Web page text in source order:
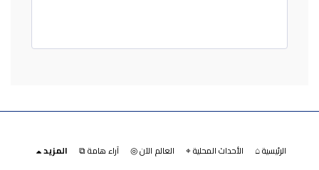
الرئيسية ⌂ الأحداث المحلية ⌖ العالم الآن ◎ آراء هامة ⧉ المزيد